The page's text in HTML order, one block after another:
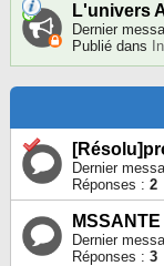
L'univers
Dernier
Publié dans
Dernier
Réponses : 2
MSSANTE
Dernier
Réponses : 3